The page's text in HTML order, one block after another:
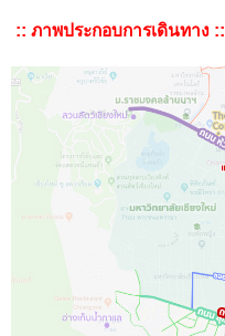
:: ภาพประกอบการเดินทาง ::